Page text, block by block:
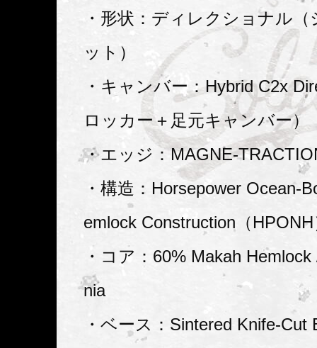
・形状：ディレクショナル
ット）
・キャンバー：Hybrid C2x
ロッカー＋足元キャンバー）
・エッジ：MAGNE-
・構造：Horsepower Ocean-
emlock Construction（
・コア：60% Makah
nia
・ベース：Sintered Knife-Cut